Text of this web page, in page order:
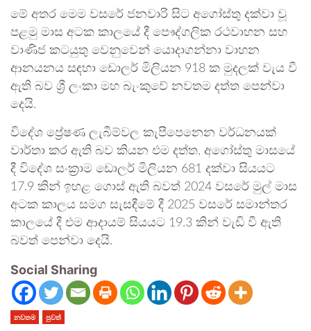
මේ අතර මෙම වසරේ ජනවාරි සිට අගෝස්තු දක්වා වූ
පළමු මාස අටක කාලයේ දී පෞද්ගලික රථවාහන සහ
වාණිජ කටයුතු වෙනුවෙන් යොදාගන්නා වාහන
ආනයනය සඳහා ඩොලර් මිලියන 918 ක මුදලක් වැය වී
ඇති බව ශ්‍රී ලංකා මහ බැංකුවේ නවතම දත්ත පෙන්වා
දෙයි.
විදේශ ප්‍රේෂණ ලැබීම්වල කැපීපෙනෙන වර්ධනයක්
වාර්තා කර ඇති බව කියන එම දත්ත, අගෝස්තු මාසයේ
දී විදේශ සංක්‍රාම ඩොලර් මිලියන 681 දක්වා සියයට
17.9 කින් ඉහළ ගොස් ඇති බවත් 2024 වසරේ මුල් මාස
අටක කාලය සමග සැසඳීමේ දී 2025 වසරේ සමාන්තර
කාලයේ දී එම ආදායම් සියයට 19.3 කින් වැඩි වී ඇති
බවත් පෙන්වා දෙයි.
Social Sharing
නවතම පුවත්